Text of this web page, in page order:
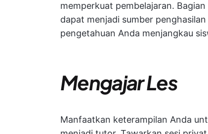
memperkuat pembelajaran.
dapat menjadi sumber
pengetahuan Anda menjangkau
Mengajar Les
Manfaatkan keterampilan Anda